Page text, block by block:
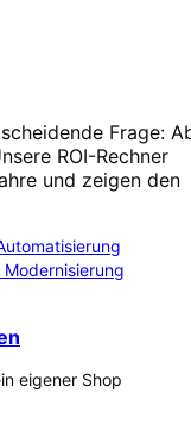
Frage:
ROI-Rechner
und zeigen den
eigener Shop